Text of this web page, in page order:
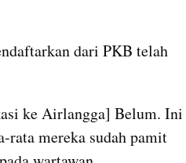
dari PKB telah
ke Airlangga] Belum. Ini
rata mereka sudah pamit